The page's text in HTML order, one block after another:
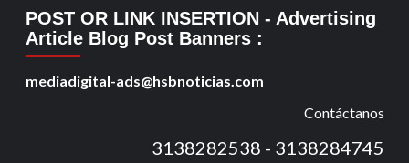
POST OR LINK INSERTION - Advertising
Article Blog Post Banners :
mediadigital-ads@hsbnoticias.com
Contáctanos
3138282538 - 3138284745